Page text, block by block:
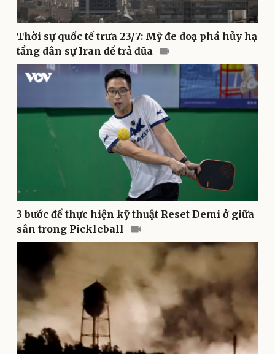
Chứng khoán
Giá cà phê
Pháp luật
Vụ án
Tin nóng
Tư vấn luật
Quân sự - Quốc phòng
Việt Nam
Phân tích
Thời sự quốc tế trưa 23/7: Mỹ đe doạ phá hủy hạ
tầng dân sự Iran để trả đũa
3 bước để thực hiện kỹ thuật Reset Demi ở giữa
sân trong Pickleball